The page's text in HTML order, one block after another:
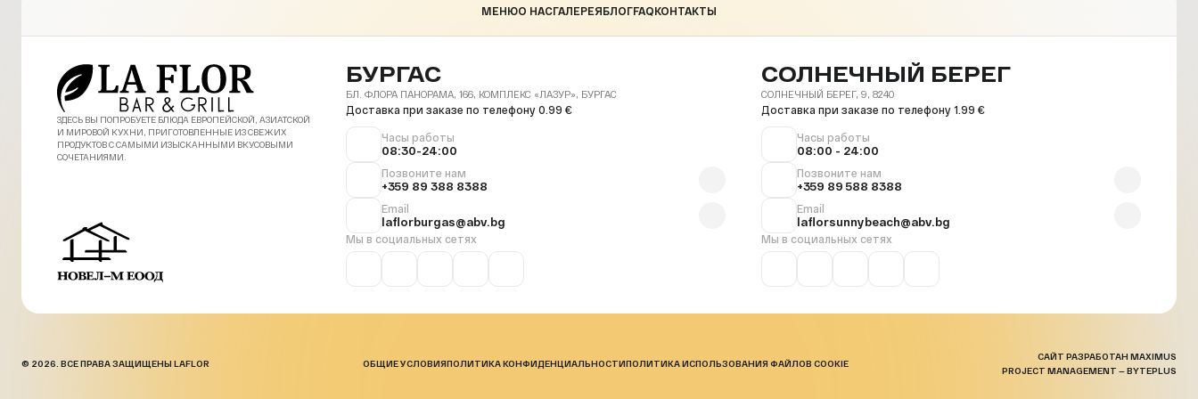
МЕНЮО НАСГАЛЕРЕЯБЛОГFAQКОНТАКТЫ
ЗДЕСЬ ВЫ ПОПРОБУЕТЕ БЛЮДА ЕВРОПЕЙСКОЙ, АЗИАТСКОЙ
И МИРОВОЙ КУХНИ, ПРИГОТОВЛЕННЫЕ ИЗ СВЕЖИХ
ПРОДУКТОВ С САМЫМИ ИЗЫСКАННЫМИ ВКУСОВЫМИ
СОЧЕТАНИЯМИ.
БУРГАС
БЛ. ФЛОРА ПАНОРАМА, 166, КОМПЛЕКС «ЛАЗУР», БУРГАС
Доставка при заказе по телефону 0.99 €
Часы работы
08:30-24:00
Позвоните нам
+359 89 388 8388
Email
laflorburgas@abv.bg
Мы в социальных сетях
СОЛНЕЧНЫЙ БЕРЕГ
СОЛНЕЧНЫЙ БЕРЕГ, 9, 8240
Доставка при заказе по телефону 1.99 €
Часы работы
08:00 - 24:00
Позвоните нам
+359 89 588 8388
Email
laflorsunnybeach@abv.bg
Мы в социальных сетях
© 2026. ВСЕ ПРАВА ЗАЩИЩЕНЫ LAFLOR ОБЩИЕ УСЛОВИЯПОЛИТИКА КОНФИДЕНЦИАЛЬНОСТИПОЛИТИКА ИСПОЛЬЗОВАНИЯ ФАЙЛОВ COOKIE
САЙТ РАЗРАБОТАН MAXIMUS
PROJECT MANAGEMENT — BYTEPLUS